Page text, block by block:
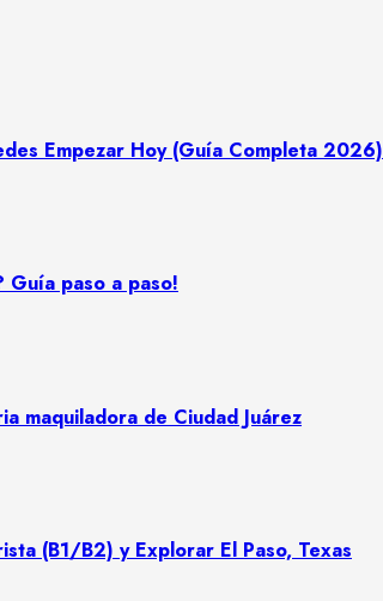
Empezar Hoy (Guía Completa 2026)
Guía paso a paso!
maquiladora de Ciudad Juárez
(B1/B2) y Explorar El Paso, Texas